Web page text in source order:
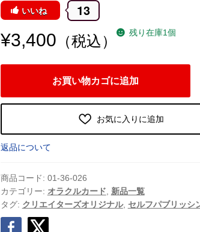
いいね 13
¥3,400 （税込） 残り在庫1個
の
統
色
ラ
ク
ル
カ
お買い物カゴに追加
お気に入りに追加
返品について
商品コード: 01-36-026
カテゴリー: オラクルカード, 新品一覧
タグ: クリエイターズオリジナル, セルフパブリッシ